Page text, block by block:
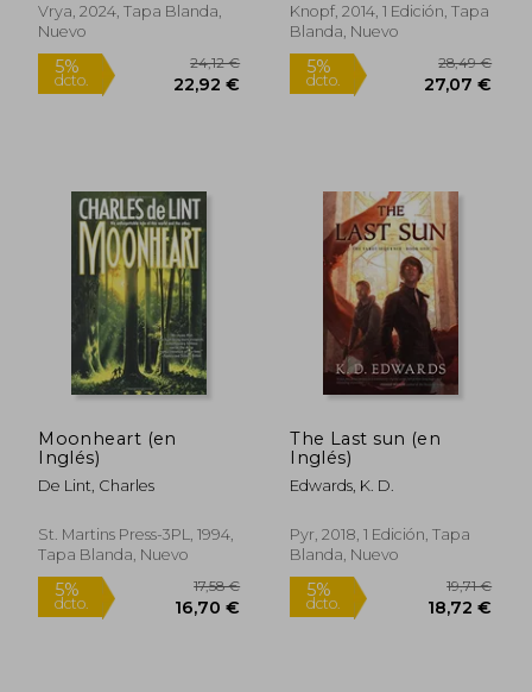
5% 19,50 € 5%
Vrya, 2024, Tapa Blanda,
Nuevo
Knopf, 2014, 1 Edición, Tapa
Blanda, Nuevo
Moonheart (en
Inglés)
De Lint, Charles
St. Martins Press-3PL, 1994,
Tapa Blanda, Nuevo
The Last sun (en
Inglés)
Edwards, K. D.
Pyr, 2018, 1 Edición, Tapa
Blanda, Nuevo